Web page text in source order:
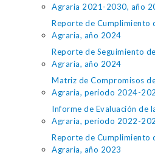
Agraria 2021-2030, año
Reporte de Cumplimiento
Agraria, año 2024
Reporte de Seguimiento
Agraria, año 2024
Matriz de Compromisos
Agraria, período 2024-
Informe de Evaluación de
Agraria, período 2022-
Reporte de Cumplimiento
Agraria, año 2023